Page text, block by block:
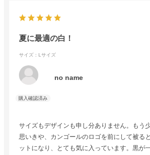
夏に最適の白！
サイズ：Lサイズ
no name
サイズもデザインも申し分ありません。もう
思いきや、カンゴールのロゴを前にして被る
ットになり、とても気に入っています。黒が